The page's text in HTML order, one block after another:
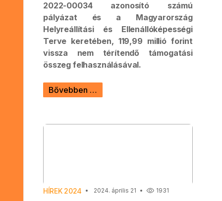
2022-00034 azonosító számú
pályázat és a Magyarország
Helyreállítási és Ellenállóképességi
Terve keretében, 119,99 millió forint
vissza nem térítendő támogatási
összeg felhasználásával.
Bővebben …
HÍREK 2024 2024. április 21 1931